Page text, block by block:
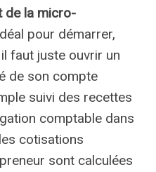
de la micro-
pour démarrer,
faut juste ouvrir un
de son compte
suivi des recettes
comptable dans
cotisations
sont calculées